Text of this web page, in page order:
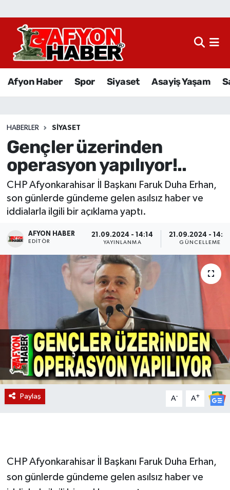
Afyon Haber Spor Siyaset Asayiş Yaşam
HABERLER SIYASET
Gençler üzerinden
operasyon yapılıyor!..
CHP Afyonkarahisar İl Başkanı Faruk Duha Erhan,
son günlerde gündeme gelen asılsız haber ve
iddialarla ilgili bir açıklama yaptı.
AFYON HABER
EDITÖR
21.09.2024 - 14:14
YAYINLANMA
21.09.2024 -
GÜNCELLEME
Paylaş A- A+
CHP Afyonkarahisar İl Başkanı Faruk Duha Erhan,
son günlerde gündeme gelen asılsız haber ve
Afyon Haber
Sağlık
Eğitim
Sivil Toplum
Etkinlikler